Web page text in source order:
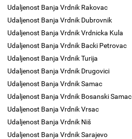
Udaljenost Banja Vrdnik Rakovac
Udaljenost Banja Vrdnik Dubrovnik
Udaljenost Banja Vrdnik Vrdnicka Kula
Udaljenost Banja Vrdnik Backi Petrovac
Udaljenost Banja Vrdnik Turija
Udaljenost Banja Vrdnik Drugovici
Udaljenost Banja Vrdnik Samac
Udaljenost Banja Vrdnik Bosanski Samac
Udaljenost Banja Vrdnik Vrsac
Udaljenost Banja Vrdnik Niš
Udaljenost Banja Vrdnik Sarajevo